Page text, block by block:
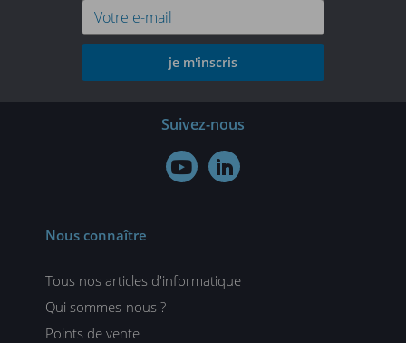
je m'inscris
Suivez-nous
 
Nous connaître
Tous nos articles d'informatique
Qui sommes-nous ?
Points de vente